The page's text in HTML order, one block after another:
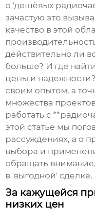
о 'дешёвых
зачастую это
качество в этой
действительно ли
больше? И где
цены и
своим опытом, а
множества
работать с
этой статье мы
рассуждениях, а о
выбора и
обращать
в 'выгодной' сделке.
За кажущейся
низких цен